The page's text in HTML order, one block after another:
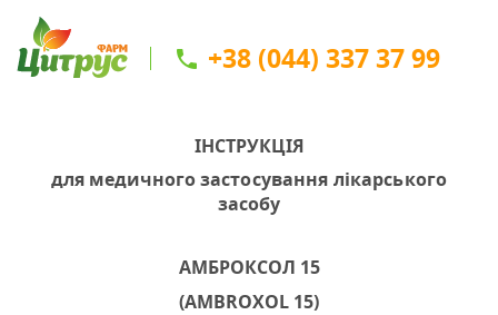
+38 (044) 337 37 99
ІНСТРУКЦІЯ
для медичногозастосування лікарського
засобу
АМБРОКСОЛ 15
(AMBROXOL 15)